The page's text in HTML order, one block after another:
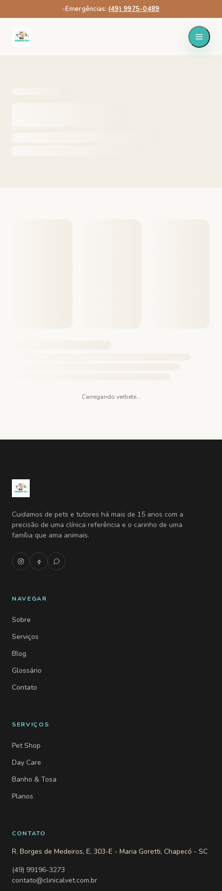
Emergências:·(49) 9975-0489
Carregando verbete...
Cuidamos de pets e tutores há mais de 15 anos com a
precisão de uma clínica referência e o carinho de uma
família que ama animais.
NAVEGAR
Sobre
Serviços
Blog
Glossário
Contato
SERVIÇOS
Pet Shop
Day Care
Banho & Tosa
Planos
CONTATO
R. Borges de Medeiros, E, 303-E - Maria Goretti, Chapecó - SC
(49) 99196-3273
contato@clinicalvet.com.br